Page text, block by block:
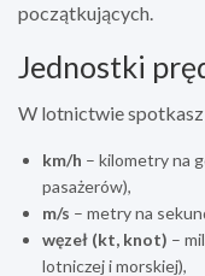
początkujących.
Jednostki
W lotnictwie
km/h – kilometry na
pasażerów),
m/s – metry na
węzeł (kt, knot) –
lotniczej i morskiej),